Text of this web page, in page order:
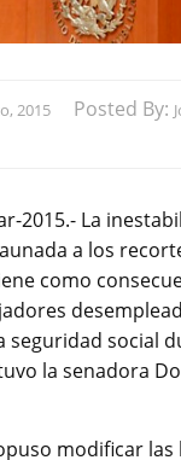
2015 Posted By:
2015.- La
a los
como
seguridad social
la senadora
modificar las